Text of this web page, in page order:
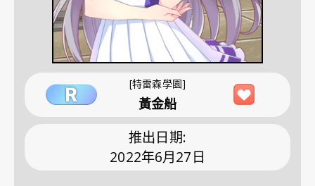
[特雷森學園]
黃金船
推出日期:
2022年6月27日